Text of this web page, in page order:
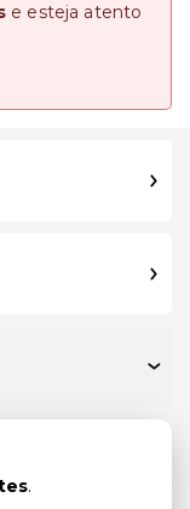
e esteja atento
.